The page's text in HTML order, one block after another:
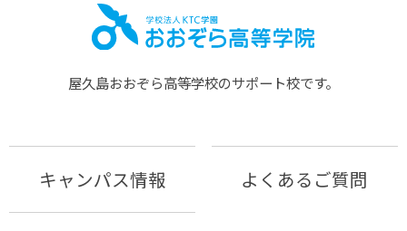
屋久島おおぞら⾼等学校のサポート校です。
キャンパス情報 よくあるご質問